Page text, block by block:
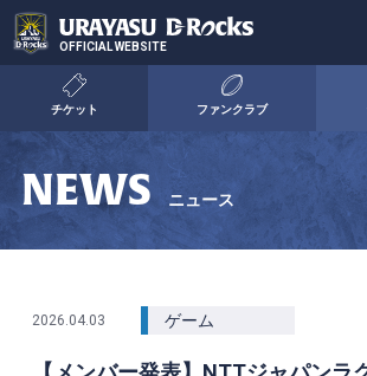
OFFICIAL WEBSITE
チケット ファンクラブ
NEWS ニュース
2026.04.03 ゲーム